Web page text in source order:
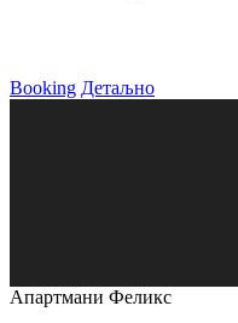
Booking Детаљно
Апартмани Феликс